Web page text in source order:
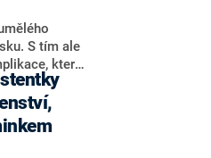
S tím ale
která
včas
je
u